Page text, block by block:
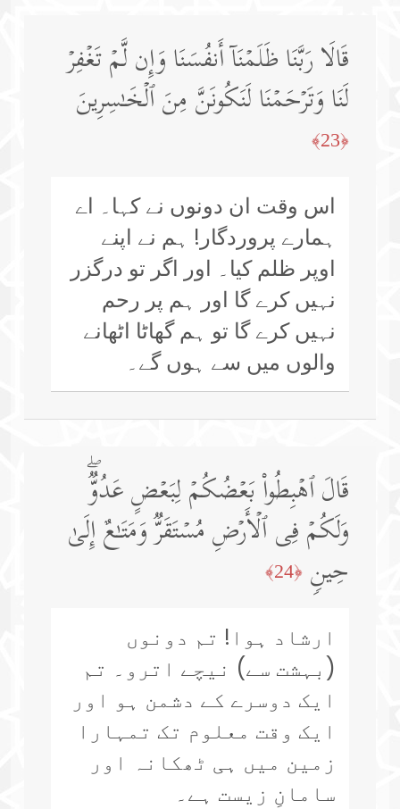
قَالَا رَبَّنَا ظَلَمۡنَاۤ أَنفُسَنَا وَإِن لَّمۡ تَغۡفِرۡ
لَنَا وَتَرۡحَمۡنَا لَنَكُونَنَّ مِنَ ٱلۡخَـٰسِرِینَ
﴿23﴾
اس وقت ان دونوں نے کہا۔ اے
ہمارے پروردگار! ہم نے اپنے
اوپر ظلم کیا۔ اور اگر تو درگزر
نہیں کرے گا اور ہم پر رحم
نہیں کرے گا تو ہم گھاٹا اٹھانے
والوں میں سے ہوں گے۔
قَالَ ٱهۡبِطُوا۟ بَعۡضُكُمۡ لِبَعۡضٍ عَدُوࣱّۖ
وَلَكُمۡ فِی ٱلۡأَرۡضِ مُسۡتَقَرࣱّ وَمَتَـٰعٌ إِلَىٰ
حِینࣲ ﴿24﴾
ارشاد ہوا! تم دونوں
(بہشت سے) نیچے اترو۔ تم
ایک دوسرے کے دشمن ہو اور
ایک وقت معلوم تک تمہارا
زمین میں ہی ٹھکانہ اور
سامانِ زیست ہے۔